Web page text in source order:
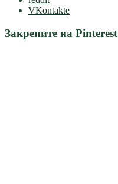
VKontakte
Закрепите на Pinterest